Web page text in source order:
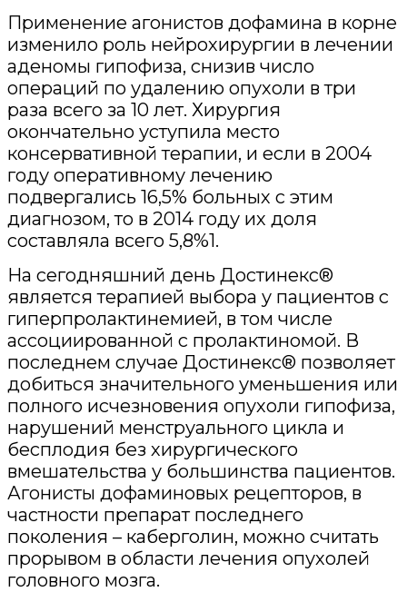
Применение агонистов дофамина в корне
изменило роль нейрохирургии в лечении
аденомы гипофиза, снизив число
операций по удалению опухоли в три
раза всего за 10 лет. Хирургия
окончательно уступила место
консервативной терапии, и если в 2004
году оперативному лечению
подвергались 16,5% больных с этим
диагнозом, то в 2014 году их доля
составляла всего 5,8%1.
На сегодняшний день Достинекс®
является терапией выбора у пациентов с
гиперпролактинемией, в том числе
ассоциированной с пролактиномой. В
последнем случае Достинекс® позволяет
добиться значительного уменьшения или
полного исчезновения опухоли гипофиза,
нарушений менструального цикла и
бесплодия без хирургического
вмешательства у большинства пациентов.
Агонисты дофаминовых рецепторов, в
частности препарат последнего
поколения – каберголин, можно считать
прорывом в области лечения опухолей
головного мозга.